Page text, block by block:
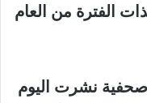
بذات الفترة من العام
نشرت اليوم